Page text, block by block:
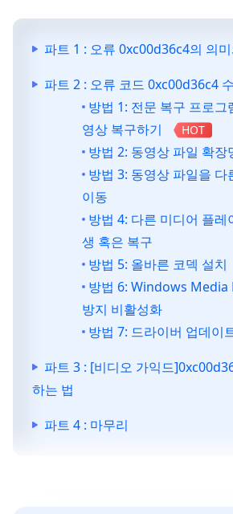
파트 1 : 오류 0xc00d36c4의 의
파트 2 : 오류 코드 0xc00d36c4
방법 1: 전문 복구 프로그
영상 복구하기
HOT
방법 2: 동영상 파일 확장
방법 3: 동영상 파일을 다
이동
방법 4: 다른 미디어 플레
생 혹은 복구
방법 5: 올바른 코덱 설치
방법 6: Windows Media
방지 비활성화
방법 7: 드라이버 업데이
파트 3 : [비디오 가익드
하는 법
파트 4 : 마무리